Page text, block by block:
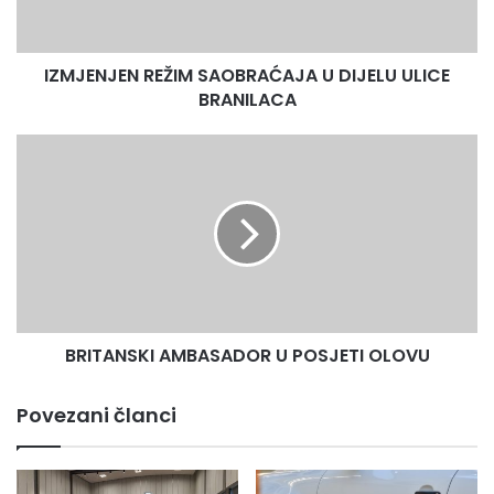
IZMJENJEN REŽIM SAOBRAĆAJA U DIJELU ULICE
BRANILACA
BRITANSKI AMBASADOR U POSJETI OLOVU
Povezani članci